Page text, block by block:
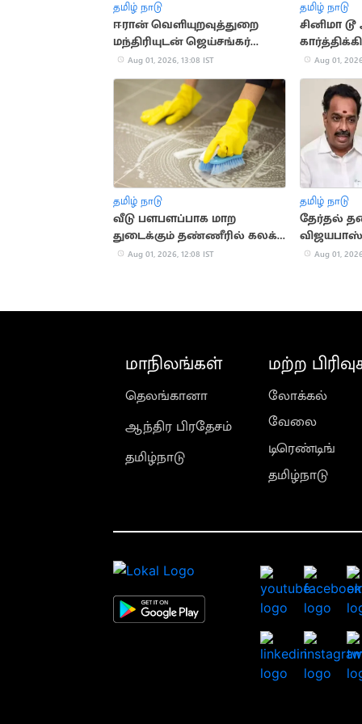
தமிழ் நாடு
ஈரான் வெளியுறவுத்துறை
மந்திரியுடன் ஜெய்சங்கர்
தொலைபேசியில் உரையாடல்
Aug 01, 2026, 13:08 IST
தமிழ் நாடு
சினிமா
Aug 01,
தமிழ் நாடு
வீடு பளபளப்பாக மாற
துடைக்கும் தண்ணீரில் கலக்க
வேண்டிய பொருட்கள்
Aug 01, 2026, 12:08 IST
தமிழ் நாடு
தேர்தல்
Aug 01,
மாநிலங்கள்
தெலங்கானா
ஆந்திர பிரதேசம்
தமிழ்நாடு
மற்ற
லோக்கல்
வேலை
டிரெண்டிங்
தமிழ்நாடு